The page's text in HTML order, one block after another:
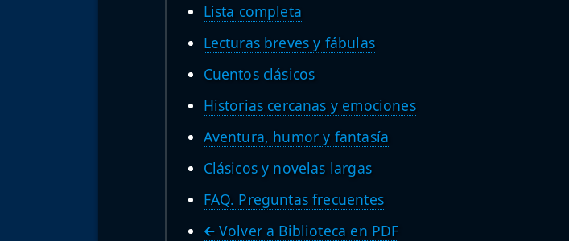
Lista completa
Lecturas breves y fábulas
Cuentos clásicos
Historias cercanas y emociones
Aventura, humor y fantasía
Clásicos y novelas largas
FAQ. Preguntas frecuentes
🡰 Volver a Biblioteca en PDF